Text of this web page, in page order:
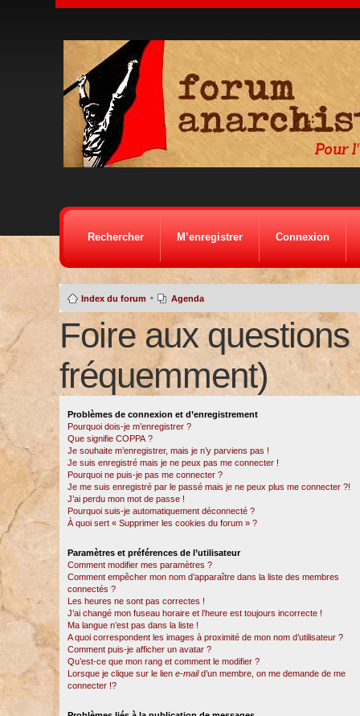
Rechercher M’enregistrer Connexion
Index du forum • Agenda
Foire aux
fréquemment)
Problèmes de connexion et d’enregistrement
Pourquoi dois-je m’enregistrer ?
Que signifie COPPA ?
Je souhaite m’enregistrer, mais je n’y parviens pas !
Je suis enregistré mais je ne peux pas me connecter !
Pourquoi ne puis-je pas me connecter ?
Je me suis enregistré par le passé mais je ne peux plus me connecter ?!
J’ai perdu mon mot de passe !
Pourquoi suis-je automatiquement déconnecté ?
À quoi sert « Supprimer les cookies du forum » ?
Paramètres et préférences de l’utilisateur
Comment modifier mes paramètres ?
Comment empêcher mon nom d’apparaître dans la liste des membres
connectés ?
Les heures ne sont pas correctes !
J’ai changé mon fuseau horaire et l’heure est toujours incorrecte !
Ma langue n’est pas dans la liste !
A quoi correspondent les images à proximité de mon nom d’utilisateur ?
Comment puis-je afficher un avatar ?
Qu’est-ce que mon rang et comment le modifier ?
Lorsque je clique sur le lien e-maild’un membre, on me demande de me
connecter !?